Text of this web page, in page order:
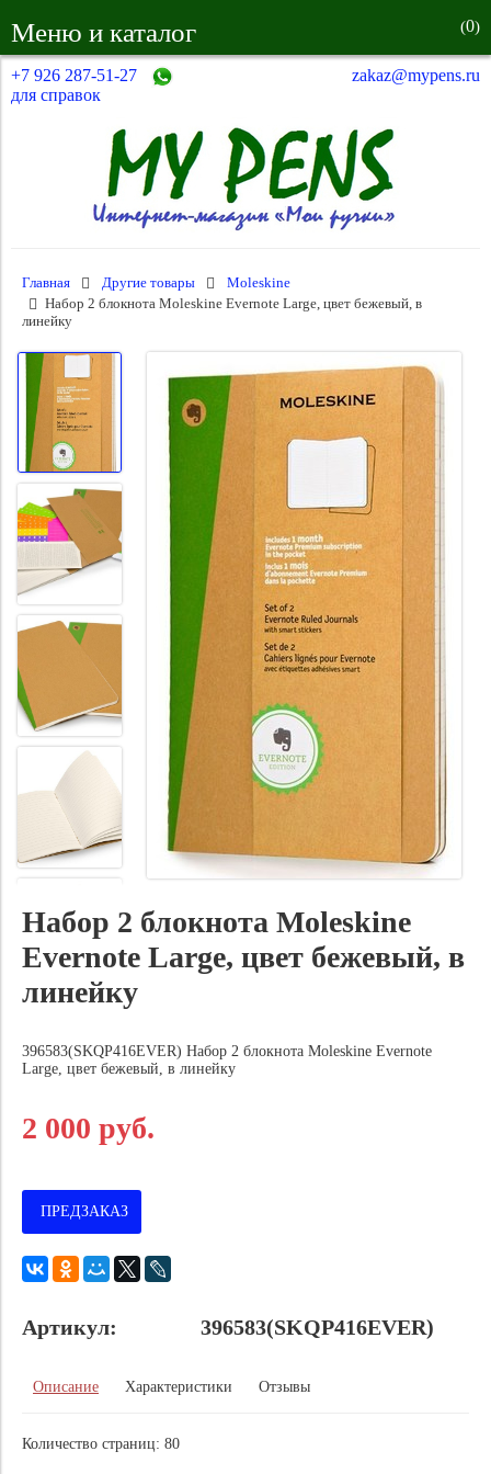
Меню и каталог (0)
+7 926 287-51-27
для справок
zakaz@mypens.ru
Главная Другие товары
Moleskine
Набор 2 блокнота Moleskine Evernote Large, цвет бежевый, в
линейку
Набор 2 блокнота Moleskine
Evernote Large, цвет бежевый, в
линейку
396583(SKQP416EVER) Набор 2 блокнота Moleskine Evernote
Large, цвет бежевый, в линейку
2 000 руб.
ПРЕДЗАКАЗ
Артикул: 396583(SKQP416EVER)
Описание Характеристики Отзывы
Количество страниц: 80